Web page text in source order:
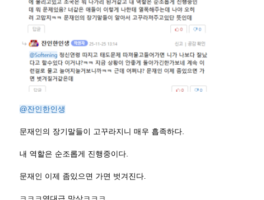
@잔인한인생
문재인의 장기말들이 고꾸라지니 매우 흡족하다.
내 역할은 순조롭게 진행중이다.
문재인 이제 좀있으면 가면 벗겨진다.